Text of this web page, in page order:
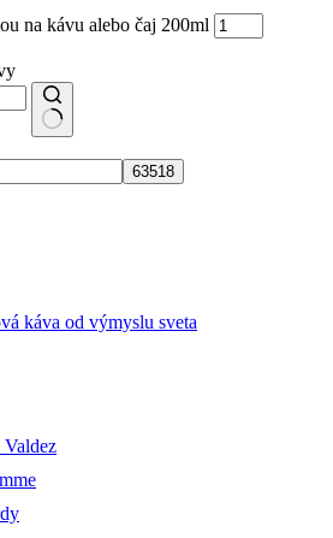
na kávu alebo čaj 200ml
Valdez